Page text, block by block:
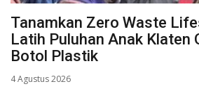
Tanamkan Zero Waste
Latih Puluhan Anak Klaten
Botol Plastik
4 Agustus 2026